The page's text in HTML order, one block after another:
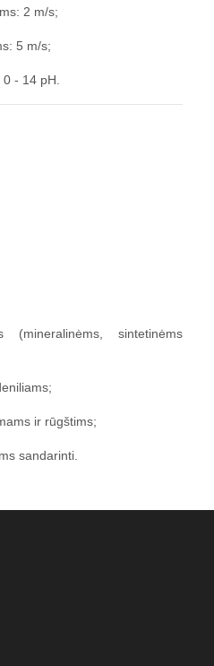
2 m/s;
5 m/s;
- 14 pH.
(mineralinėms, sintetinėms
ir rūgštims;
sandarinti.